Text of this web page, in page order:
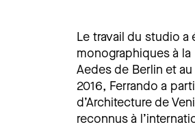
Le travail du studio a
monographiques à la
Aedes de Berlin et
2016, Ferrando a
d’Architecture de
reconnus à